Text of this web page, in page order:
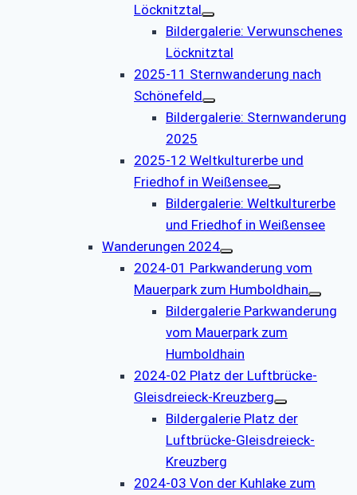
Löcknitztal
Bildergalerie: Verwunschenes
Löcknitztal
2025-11 Sternwanderung nach
Schönefeld
Bildergalerie: Sternwanderung
2025
2025-12 Weltkulturerbe und
Friedhof in Weißensee
Bildergalerie: Weltkulturerbe
und Friedhof in Weißensee
Wanderungen 2024
2024-01 Parkwanderung vom
Mauerpark zum Humboldhain
Bildergalerie Parkwanderung
vom Mauerpark zum
Humboldhain
2024-02 Platz der Luftbrücke-
Gleisdreieck-Kreuzberg
Bildergalerie Platz der
Luftbrücke-Gleisdreieck-
Kreuzberg
2024-03 Von der Kuhlake zum